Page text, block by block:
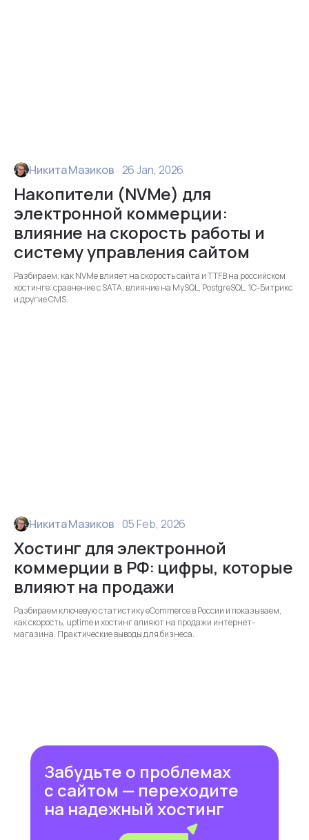
Никита Мазиков · 26 Jan, 2026
Накопители (NVMe) для
электронной коммерции:
влияние на скорость работы и
систему управления сайтом
Разбираем, как NVMe влияет на скорость сайта и TTFB на российском
хостинге: сравнение с SATA, влияние на MySQL, PostgreSQL, 1С-Битрикс
и другие CMS.
Никита Мазиков · 05 Feb, 2026
Хостинг для электронной
коммерции в РФ: цифры, которые
влияют на продажи
Разбираем ключевую статистику eCommerce в России и показываем,
как скорость, uptime и хостинг влияют на продажи интернет-
магазина. Практические выводы для бизнеса.
Забудьте о проблемах
с сайтом — переходите
на надежный хостинг